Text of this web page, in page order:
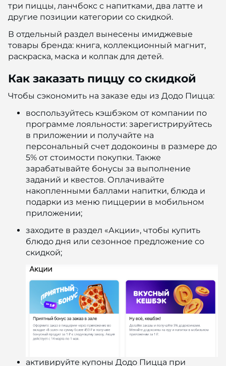
три пиццы, ланчбокс с напитками, два латте и
другие позиции категории со скидкой.
В отдельный раздел вынесены имиджевые
товары бренда: книга, коллекционный магнит,
раскраска, маска и колпак для детей.
Как заказать пиццу со скидкой
Чтобы сэкономить на заказе еды из Додо Пицца:
воспользуйтесь кэшбэком от компании по
программе лояльности: зарегистрируйтесь
в приложении и получайте на
персональный счет додокоины в размере до
5% от стоимости покупки. Также
зарабатывайте бонусы за выполнение
заданий и квестов. Оплачивайте
накопленными баллами напитки, блюда и
подарки из меню пиццерии в мобильном
приложении;
заходите в раздел «Акции», чтобы купить
блюдо дня или сезонное предложение со
скидкой;
активируйте купоны Додо Пицца при